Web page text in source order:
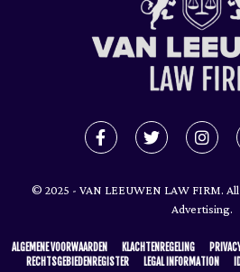
© 2025 - VAN LEEUWEN LAW FIRM.
Advertising.
ALGEMENE VOORWAARDEN KLACHTENREGELING
RECHTSGEBIEDENREGISTER
LEGAL INFORMATION